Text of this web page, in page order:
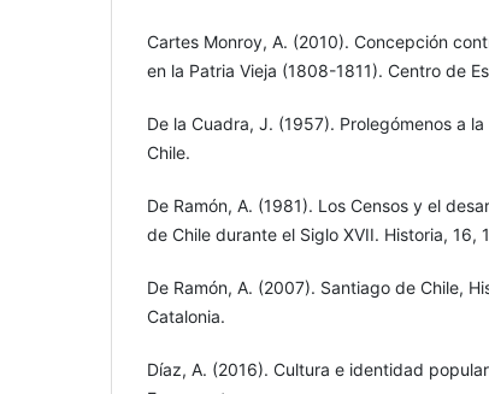
Cartes Monroy, A. (2010). Concepción
en la Patria Vieja (1808-1811). Centro de
De la Cuadra, J. (1957). Prolegómenos a
Chile.
De Ramón, A. (1981). Los Censos y el
de Chile durante el Siglo XVII. Historia, 16,
De Ramón, A. (2007). Santiago de Chile,
Catalonia.
Díaz, A. (2016). Cultura e identidad